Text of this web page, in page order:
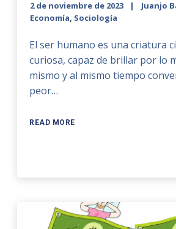
2 de noviembre de 2023
Juanjo
Economía, Sociología
El ser humano es una criatura
curiosa, capaz de brillar por lo
mismo y al mismo tiempo
peor…
READ MORE